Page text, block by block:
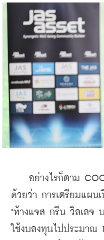
อย่างไรก็ตาม
ด้วยว่า การเตรียมแผน
"ห้างแจส กรีน วิลเลจ
ใช้งบลงทุนไปประมาณ